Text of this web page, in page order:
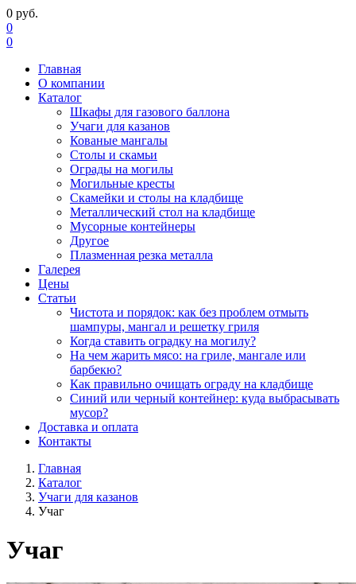
0 руб.
0
0
Главная
О компании
Каталог
Шкафы для газового баллона
Учаги для казанов
Кованые мангалы
Столы и скамьи
Ограды на могилы
Могильные кресты
Скамейки и столы на кладбище
Металлический стол на кладбище
Мусорные контейнеры
Другое
Плазменная резка металла
Галерея
Цены
Статьи
Чистота и порядок: как без проблем отмыть
шампуры, мангал и решетку гриля
Когда ставить оградку на могилу?
На чем жарить мясо: на гриле, мангале или
барбекю?
Как правильно очищать ограду на кладбище
Синий или черный контейнер: куда выбрасывать
мусор?
Доставка и оплата
Контакты
Главная
Каталог
Учаги для казанов
Учаг
Учаг